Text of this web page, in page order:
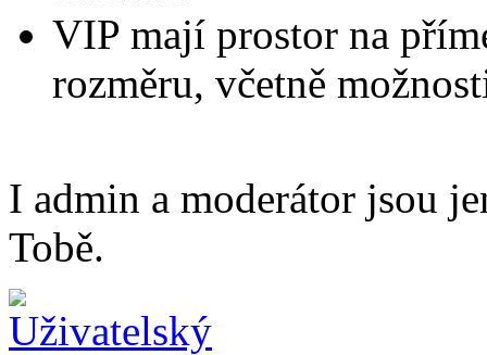
VIP mají prostor na
rozměru, včetně
I admin a moderátor jsou
Tobě.